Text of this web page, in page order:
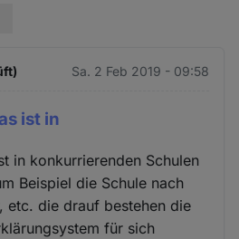
Sa. 2 Feb 2019 - 09:58
ist in
in konkurrierenden Schulen
Beispiel die Schule nach
etc. die drauf bestehen die
für sich